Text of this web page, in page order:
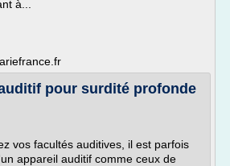
à...
pour surdité profonde
vos facultés auditives, il est parfois
appareil auditif comme ceux de